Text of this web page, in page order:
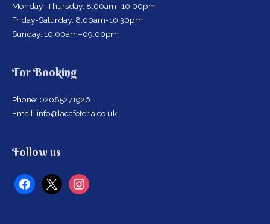
Monday–Thursday: 8:00am–10:00pm
Friday-Saturday: 8:00am-10:30pm
Sunday: 10:00am–09:00pm
For Booking
Phone: 02085271926
Email: info@lacafeteria.co.uk
Follow us
facebook
x